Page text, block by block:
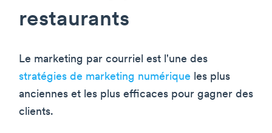
restaurants
Le marketing par courriel est l'une des
stratégies de marketing numérique les plus
anciennes et les plus efficaces pour gagner des
clients.